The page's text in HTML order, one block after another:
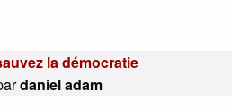
la démocratie
daniel adam